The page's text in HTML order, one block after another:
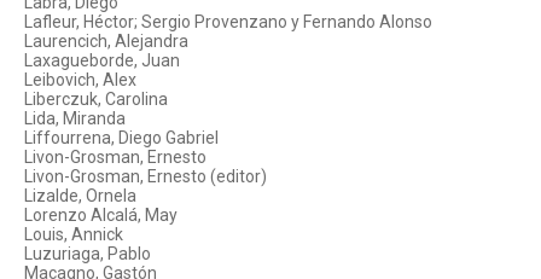
Lafleur, Héctor; Sergio Provenzano y Fernando Alonso
Laurencich, Alejandra
Laxagueborde, Juan
Leibovich, Alex
Liberczuk, Carolina
Lida, Miranda
Liffourrena, Diego Gabriel
Livon-Grosman, Ernesto
Livon-Grosman, Ernesto (editor)
Lizalde, Ornela
Lorenzo Alcalá, May
Louis, Annick
Luzuriaga, Pablo
Macagno, Gastón